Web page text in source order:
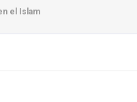
el Islam